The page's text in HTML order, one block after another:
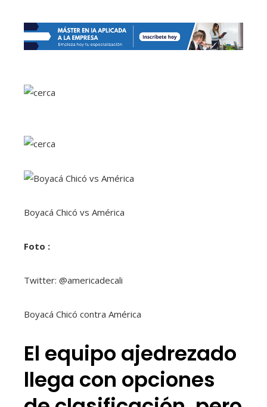
Boyacá Chicó vs América
Foto :
Twitter: @americadecali
Boyacá Chicó contra América
El equipo ajedrezado
llega con opciones